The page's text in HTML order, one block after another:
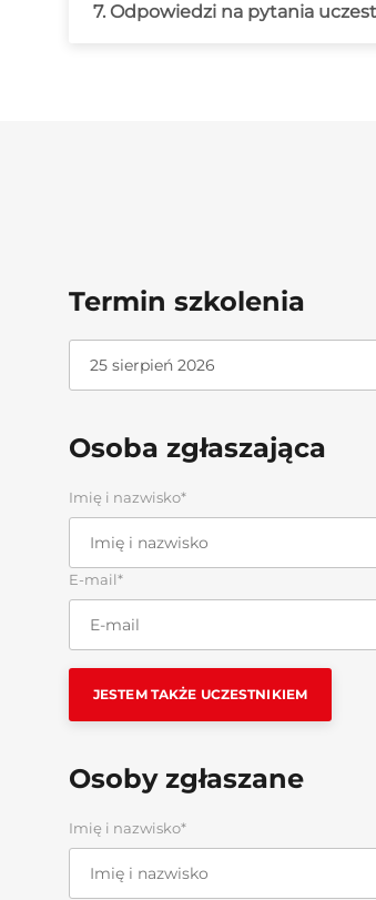
7. Odpowiedzi na pytania
Termin szkolenia
Osoba zgłaszająca
Imię i nazwisko*
E-mail*
JESTEM TAKŻE UCZESTNIKIEM
Osoby zgłaszane
Imię i nazwisko*